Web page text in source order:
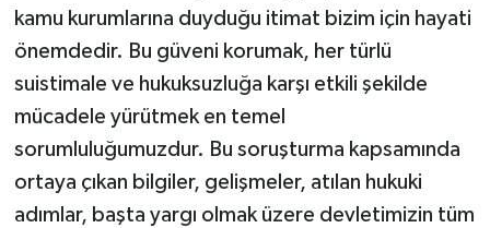
kamu kurumlarına duyduğu itimat bizim için hayati
önemdedir. Bu güveni korumak, her türlü
suistimale ve hukuksuzluğa karşı etkili şekilde
mücadele yürütmek en temel
sorumluluğumuzdur. Bu soruşturma kapsamında
ortaya çıkan bilgiler, gelişmeler, atılan hukuki
adımlar, başta yargı olmak üzere devletimizin tüm